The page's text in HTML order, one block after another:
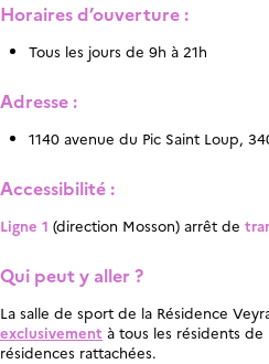
Horaires d’ouverture :
Tous les jours de 9h à 21h
Adresse :
1140 avenue du Pic Saint Loup,
Accessibilité :
Ligne 1 (direction Mosson) arrêt de
Qui peut y aller ?
La salle de sport de la Résidence
exclusivement à tous les résidents
résidences rattachées.